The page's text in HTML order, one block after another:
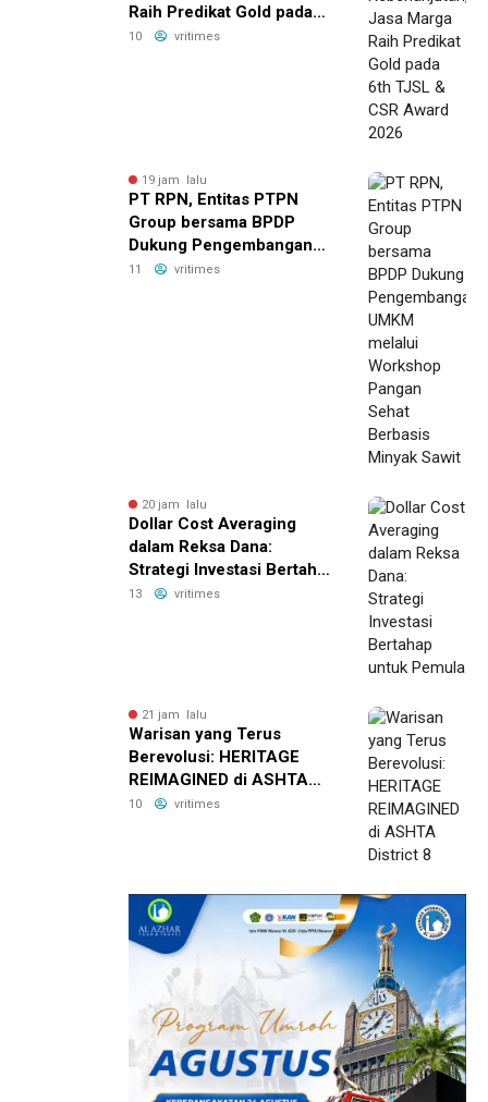
Raih Predikat Gold pada
6th TJSL & CSR Award
10 vritimes
19 jam lalu
PT RPN, Entitas PTPN
Group bersama BPDP
Dukung Pengembangan
UMKM melalui Workshop
11 vritimes
20 jam lalu
Dollar Cost Averaging
dalam Reksa Dana:
Strategi Investasi Bertahap
untuk Pemula
13 vritimes
21 jam lalu
Warisan yang Terus
Berevolusi: HERITAGE
REIMAGINED di ASHTA
District 8
10 vritimes